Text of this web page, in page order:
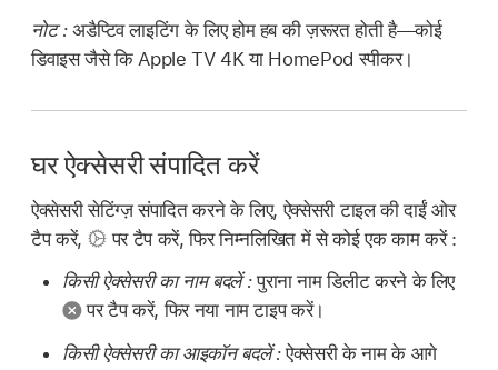
नोट :अडैप्टिव लाइटिंग के लिए होम हब की ज़रूरत होती है—कोई
डिवाइस जैसे कि Apple TV 4K या HomePod स्पीकर।
घर ऐक्सेसरी संपादित करें
ऐक्सेसरी सेटिंग्ज़ संपादित करने के लिए, ऐक्सेसरी टाइल की दाईं ओर
टैप करें,
पर टैप करें, फिर निम्नलिखित में से कोई एक काम करें :
किसी ऐक्सेसरी का नाम बदलें :पुराना नाम डिलीट करने के लिए
पर टैप करें, फिर नया नाम टाइप करें।
किसी ऐक्सेसरी का आइकॉन बदलें :ऐक्सेसरी के नाम के आगे